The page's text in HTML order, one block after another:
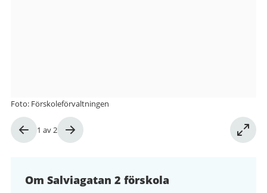
Bild
1 av 2
Foto: Förskoleförvaltningen
Om Salviagatan 2 förskola